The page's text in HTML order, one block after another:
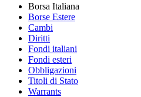
Borsa Italiana
Borse Estere
Cambi
Diritti
Fondi italiani
Fondi esteri
Obbligazioni
Titoli di Stato
Warrants